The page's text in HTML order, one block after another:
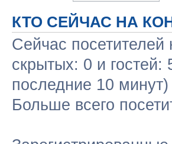
КТО СЕЙЧАС НА
Сейчас
скрытых: 0 и гостей:
последние 10 минут)
Больше всего